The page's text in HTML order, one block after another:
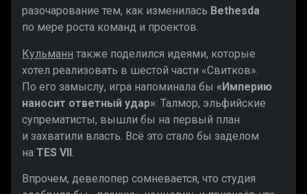
разочарование тем, как изменилась Bethesda
по мере роста команд и проектов.
Кульманн также поделился идеями, которые
хотел реализовать в шестой части «Свитков».
По его замыслу, игра напоминала бы «Империю
наносит ответный удар»: Талмор, эльфийские
супрематисты, вышли бы на первый план
и захватили власть. Всё это стало бы заделом
на TES VII
Впрочем, девелопер сомневается, что студия